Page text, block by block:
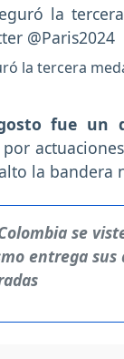
la tercera
fue un
la bandera